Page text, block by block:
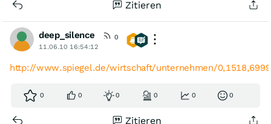
Zitieren
deep_silence
0
11.06.10 16:54:12
http://www.spiegel.de/wirtschaft/unternehmen/
0 0 0 0 0 0
Zitieren